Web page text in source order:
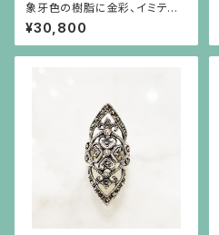
象牙色の樹脂に金彩、イミテー
ションパールがグルリと巻いてい
るブローチ
¥30,800